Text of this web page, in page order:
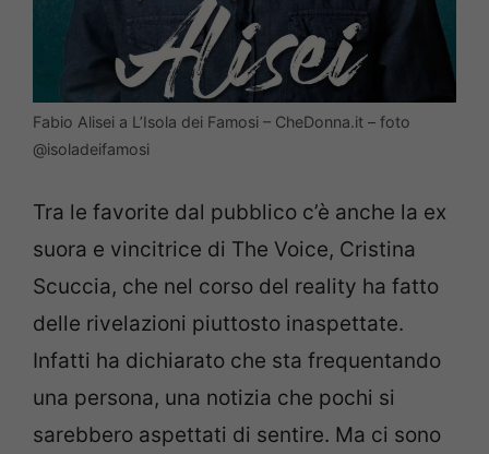
Fabio Alisei a L’Isola dei Famosi – CheDonna.it – foto
@isoladeifamosi
Tra le favorite dal pubblico c’è anche la ex
suora e vincitrice di The Voice, Cristina
Scuccia, che nel corso del reality ha fatto
delle rivelazioni piuttosto inaspettate.
Infatti ha dichiarato che sta frequentando
una persona, una notizia che pochi si
sarebbero aspettati di sentire. Ma ci sono